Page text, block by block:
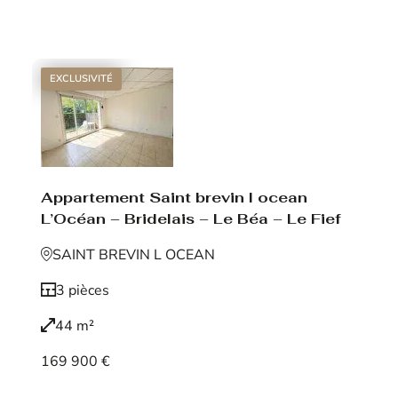
EXCLUSIVITÉ
Appartement Saint brevin l ocean
L’Océan – Bridelais – Le Béa – Le Fief
SAINT BREVIN L OCEAN
3 pièces
44 m²
169 900 €